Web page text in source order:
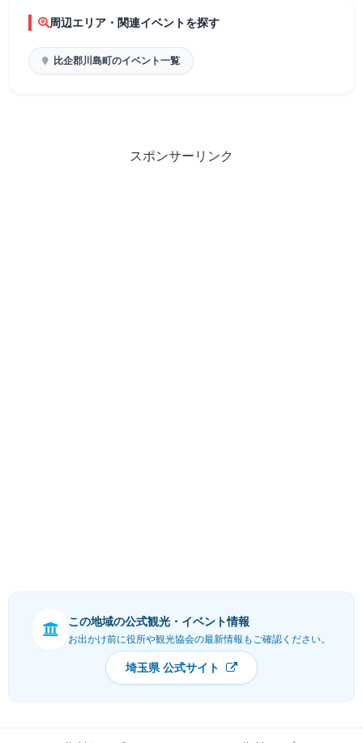
周辺エリア・関連イベントを探す
比企郡川島町のイベント一覧
スポンサーリンク
この地域の公式観光・イベント情報
お出かけ前に役所や観光協会の最新情報もご確認ください。
埼玉県 公式サイト